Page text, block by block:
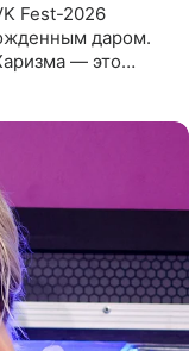
Fest-2026
даром.
— это